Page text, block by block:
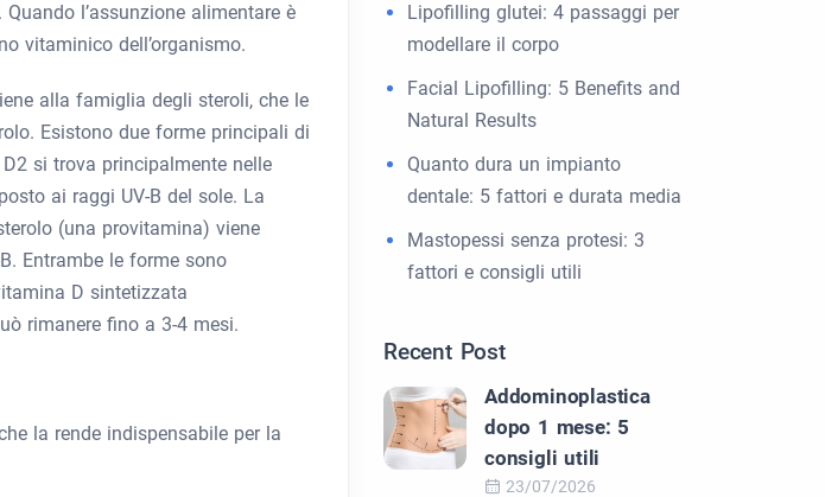
l’assunzione alimentare è
vitaminico dell’organismo.
alla famiglia degli steroli, che le
Esistono due forme principali di
si trova principalmente nelle
ai raggi UV-B del sole. La
(una provitamina) viene
Entrambe le forme sono
D sintetizzata
rimanere fino a 3-4 mesi.
la rende indispensabile per la
Lipofilling glutei: 4 passaggi per
modellare il corpo
Facial Lipofilling: 5 Benefits and
Natural Results
Quanto dura un impianto
dentale: 5 fattori e durata media
Mastopessi senza protesi: 3
fattori e consigli utili
Recent Post
Addominoplastica
dopo 1 mese: 5
consigli utili
23/07/2026